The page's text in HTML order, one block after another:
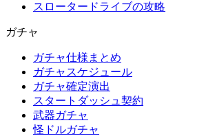
スロータードライブの攻略
ガチャ
ガチャ仕様まとめ
ガチャスケジュール
ガチャ確定演出
スタートダッシュ契約
武器ガチャ
怪ドルガチャ